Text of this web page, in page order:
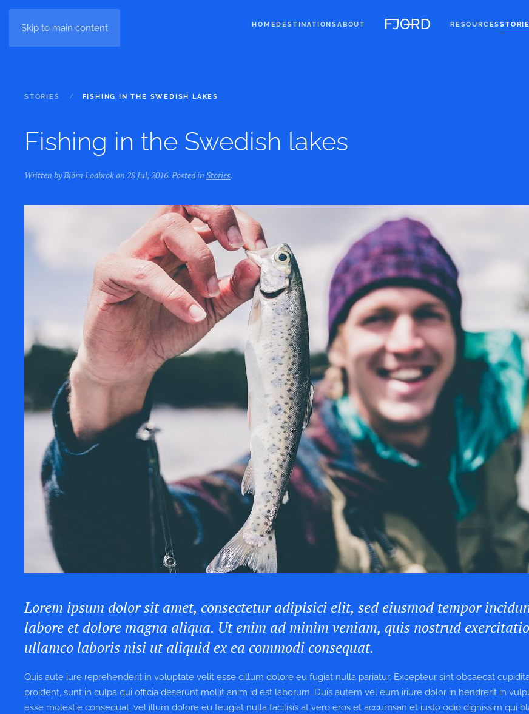
Skip to main content HOMEDESTINATIONSABOUT RESOURCES
STORIES FISHING IN THE SWEDISH LAKES
Fishing in the Swedish lakes
Written by Björn Lodbrok on 28 Jul, 2016. Posted in Stories.
Lorem ipsum dolor sit amet, consectetur adipisici elit, sed eiusmod tempor
labore et dolore magna aliqua. Ut enim ad minim veniam, quis nostrud
ullamco laboris nisi ut aliquid ex ea commodi consequat.
Quis aute iure reprehenderit in voluptate velit esse cillum dolore eu fugiat nulla pariatur. Excepteur sint obcaecat
proident, sunt in culpa qui officia deserunt mollit anim id est laborum. Duis autem vel eum iriure dolor in hendrerit in
esse molestie consequat, vel illum dolore eu feugiat nulla facilisis at vero eros et accumsan et iusto odio dignissim qui